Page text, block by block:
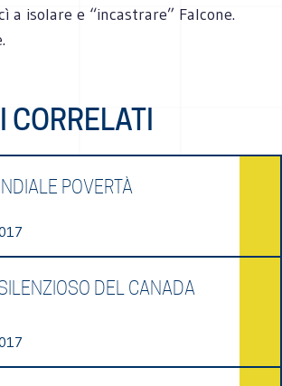
a isolare e “incastrare” Falcone.
CORRELATI
POVERTÀ
DEL CANADA